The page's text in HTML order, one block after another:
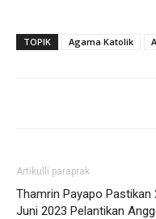
TOPIK Agama Katolik
Artikulli paraprak
Thamrin Payapo Pastikan
Juni 2023 Pelantikan